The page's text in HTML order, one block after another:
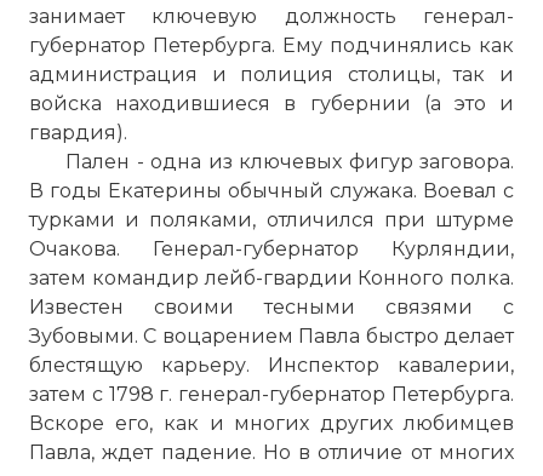
занимает ключевую должность генерал-
губернатор Петербурга. Ему подчинялись как
администрация и полиция столицы, так и
войска находившиеся в губернии (а это и
гвардия).
Пален - одна из ключевых фигур заговора.
В годы Екатерины обычный служака. Воевал с
турками и поляками, отличился при штурме
Очакова. Генерал-губернатор Курляндии,
затем командир лейб-гвардии Конного полка.
Известен своими тесными связями с
Зубовыми. С воцарением Павла быстро делает
блестящую карьеру. Инспектор кавалерии,
затем с 1798 г. генерал-губернатор Петербурга.
Вскоре его, как и многих других любимцев
Павла, ждет падение. Но в отличие от многих